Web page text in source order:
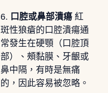
6. 口腔或鼻部潰瘍紅
斑性狼瘡的口腔潰瘍通
常發生在硬顎（口腔頂
部）、頰黏膜、牙齦或
鼻中隔，有時是無痛
的，因此容易被忽略。